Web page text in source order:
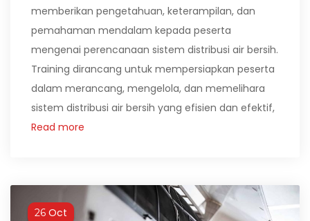
memberikan pengetahuan, keterampilan, dan
pemahaman mendalam kepada peserta
mengenai perencanaan sistem distribusi air bersih.
Training dirancang untuk mempersiapkan peserta
dalam merancang, mengelola, dan memelihara
sistem distribusi air bersih yang efisien dan efektif,
Read more
26 Oct